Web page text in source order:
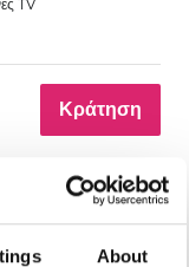
About
TV
Κράτηση